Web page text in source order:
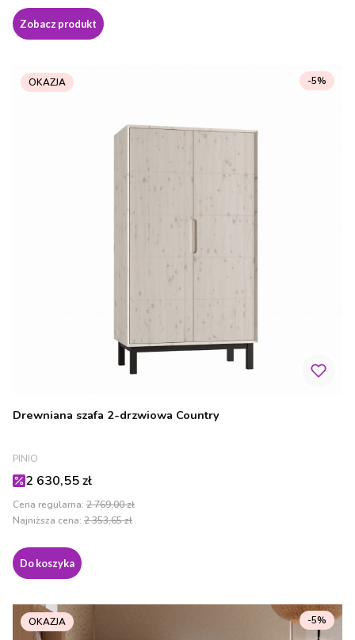
Zobacz produkt
OKAZJA
Drewniana szafa 2-drzwiowa Country
PRODUCENT
PINIO
Cena promocyjna
2 630,55 zł
Cena regularna: 2 769,00 zł
-5%
Najniższa cena: 2 353,65 zł
Do koszyka
OKAZJA -5%